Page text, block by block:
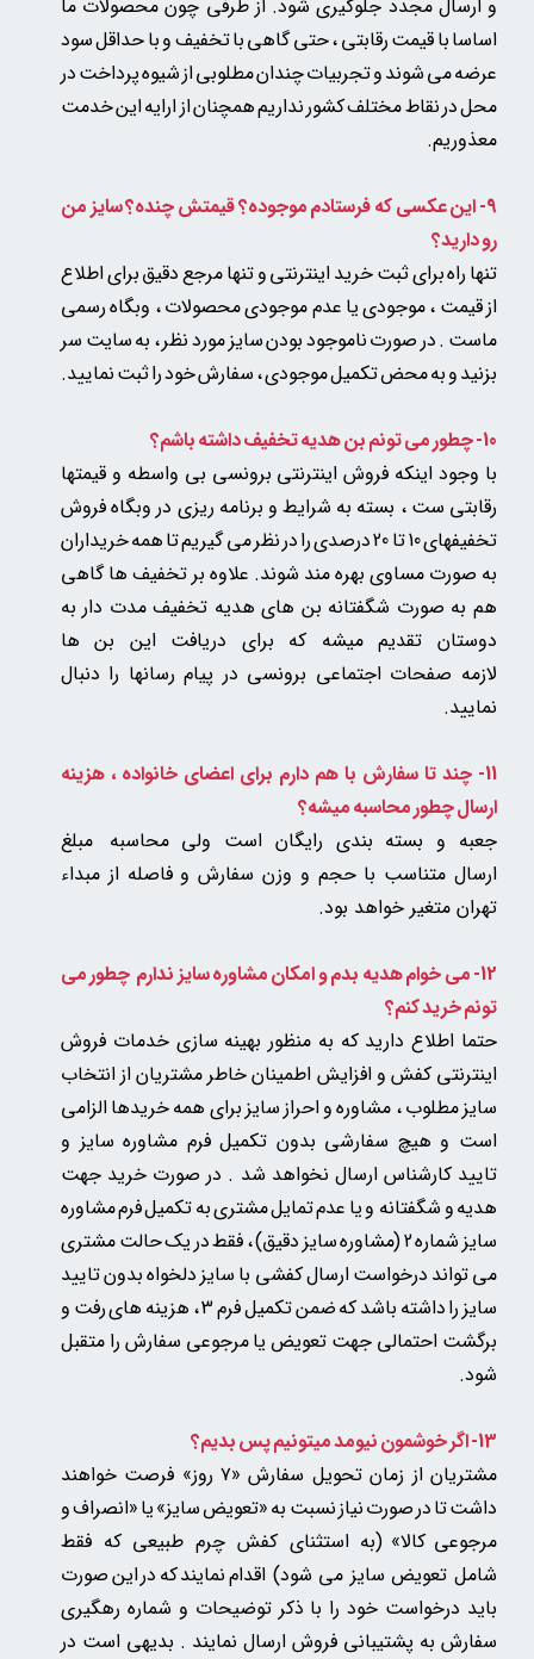
و ارسال مجدد جلوگیری شود. از طرفی چون محصولات ما
اساسا با قیمت رقابتی ، حتی گاهی با تخفیف و با حداقل سود
عرضه می شوند و تجربیات چندان مطلوبی از شیوه پرداخت در
محل در نقاط مختلف کشور نداریم همچنان از ارایه این خدمت
معذوریم.
9- این عکسی که فرستادم موجوده؟ قیمتش چنده؟ سایز من
رو دارید؟
تنها راه برای ثبت خرید اینترنتی و تنها مرجع دقیق برای اطلاع
از قیمت ، موجودی یا عدم موجودی محصولات ، وبگاه رسمی
ماست . در صورت ناموجود بودن سایز مورد نظر ، به سایت سر
بزنید و به محض تکمیل موجودی ، سفارش خود را ثبت نمایید.
10- چطور می تونم بن هدیه تخفیف داشته باشم؟
با وجود اینکه فروش اینترنتی برونسی بی واسطه و قیمتها
رقابتی ست ، بسته به شرایط و برنامه ریزی در وبگاه فروش
تخفیفهای 10 تا 20 درصدی را در نظر می گیریم تا همه خریداران
به صورت مساوی بهره مند شوند. علاوه بر تخفیف ها گاهی
هم به صورت شگفتانه بن های هدیه تخفیف مدت دار به
دوستان تقدیم میشه که برای دریافت این بن ها
لازمه صفحات اجتماعی برونسی در پیام رسانها را دنبال
نمایید.
11- چند تا سفارش با هم دارم برای اعضای خانواده ، هزینه
ارسال چطور محاسبه میشه؟
جعبه و بسته بندی رایگان است ولیمحاسبه مبلغ
ارسال متناسب با حجم و وزن سفارش و فاصله از مبداء
تهران متغیر خواهد بود.
12- می خوام هدیه بدم و امکان مشاوره سایز ندارم چطور می
تونم خرید کنم؟
حتما اطلاع دارید که به منظور بهینه سازی خدمات فروش
اینترنتی کفش و افزایش اطمینان خاطر مشتریان از انتخاب
سایز مطلوب ، مشاوره و احراز سایز برای همه خریدها الزامی
است و هیچ سفارشی بدون تکمیل فرم مشاوره سایز و
تایید کارشناس ارسال نخواهد شد . در صورت خرید جهت
هدیه و شگفتانه و یا عدم تمایل مشتری به تکمیل فرم مشاوره
سایز شماره 2 (مشاوره سایز دقیق) ، فقط در یک حالت مشتری
می تواند درخواست ارسال کفشی با سایز دلخواه بدون تایید
سایز را داشته باشد که ضمن تکمیل فرم 3 ، هزینه های رفت و
برگشت احتمالی جهت تعویض یا مرجوعی سفارش را متقبل
شود.
13- اگر خوشمون نیومد میتونیم پس بدیم؟
مشتریان از زمان تحویل سفارش «۷ روز» فرصت خواهند
داشت تا در صورت نیاز نسبت به «تعویض سایز» یا «انصراف و
مرجوعی کالا» (به استثنای کفش چرم طبیعی که فقط
شامل تعویض سایز می شود) اقدام نمایند که در این صورت
باید درخواست خود را با ذکر توضیحات و شماره رهگیری
سفارش به پشتیبانی فروش ارسال نمایند . بدیهی است در